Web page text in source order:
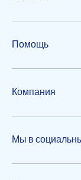
Помощь
Компания
Мы в